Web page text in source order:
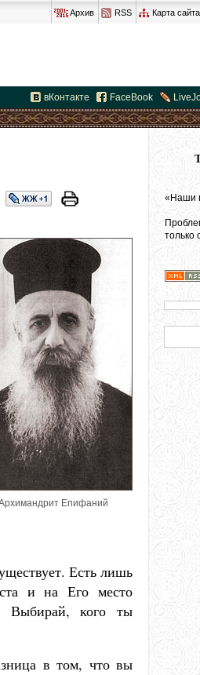
Архив RSS Карта сайта
вКонтакте FaceBook
Епифаний
Есть лишь
и на Его место
Выбирай, кого ты
в том, что вы
«Наши
только